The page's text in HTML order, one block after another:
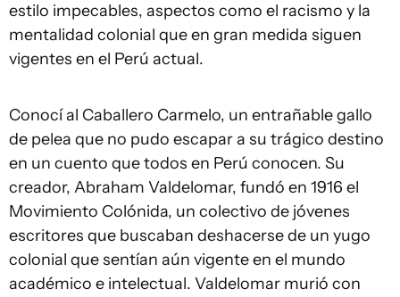
estilo impecables, aspectos como el racismo y la
mentalidad colonial que en gran medida siguen
vigentes en el Perú actual.
Conocí al Caballero Carmelo, un entrañable gallo
de pelea que no pudo escapar a su trágico destino
en un cuento que todos en Perú conocen. Su
creador, Abraham Valdelomar, fundó en 1916 el
Movimiento Colónida, un colectivo de jóvenes
escritores que buscaban deshacerse de un yugo
colonial que sentían aún vigente en el mundo
académico e intelectual. Valdelomar murió con